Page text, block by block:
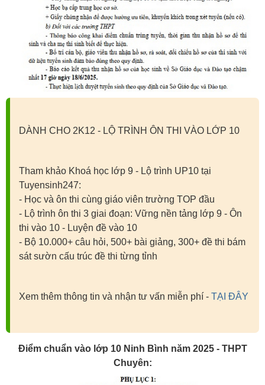
DÀNH CHO 2K12 - LỘ TRÌNH ÔN THI VÀO LỚP 10
Tham khảo Khoá học lớp 9 - Lộ trình UP10 tại
Tuyensinh247:
- Học và ôn thi cùng giáo viên trường TOP đầu
- Lộ trình ôn thi 3 giai đoạn: Vững nền tảng lớp 9 - Ôn
thi vào 10 - Luyện đề vào 10
- Bộ 10.000+ câu hỏi, 500+ bài giảng, 300+ đề thi bám
sát sườn cấu trúc đề thi từng tỉnh
Xem thêm thông tin và nhận tư vấn miễn phí - TẠI ĐÂY
Điểm chuẩn vào lớp 10 Ninh Bình năm 2025 - THPT
Chuyên: